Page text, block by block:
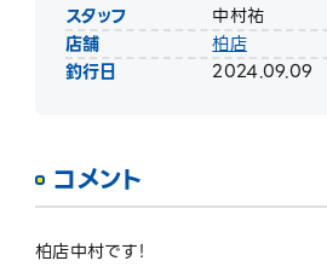
スタッフ
中村祐
店舗
柏店
釣行日
2024.09.09
コメント
柏店中村です！